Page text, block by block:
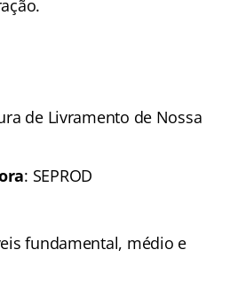
de Livramento de Nossa
: SEPROD
fundamental, médio e